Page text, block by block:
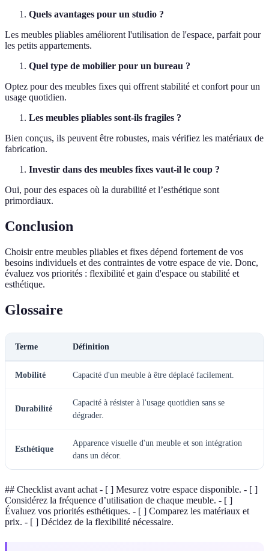
Quels avantages pour un studio ?
Les meubles pliables améliorent l'utilisation de l'espace, parfait pour
les petits appartements.
Quel type de mobilier pour un bureau ?
Optez pour des meubles fixes qui offrent stabilité et confort pour un
usage quotidien.
Les meubles pliables sont-ils fragiles ?
Bien conçus, ils peuvent être robustes, mais vérifiez les matériaux de
fabrication.
Investir dans des meubles fixes vaut-il le coup ?
Oui, pour des espaces où la durabilité et l’esthétique sont
primordiaux.
Conclusion
Choisir entre meubles pliables et fixes dépend fortement de vos
besoins individuels et des contraintes de votre espace de vie. Donc,
évaluez vos priorités : flexibilité et gain d'espace ou stabilité et
esthétique.
Glossaire
Terme Définition
Mobilité Capacité d'un meuble à être déplacé facilement.
Durabilité
Capacité à résister à l'usage quotidien sans se
dégrader.
Esthétique
Apparence visuelle d'un meuble et son intégration
dans un décor.
## Checklist avant achat - [ ] Mesurez votre espace disponible. - [ ]
Considérez la fréquence d’utilisation de chaque meuble. - [ ]
Évaluez vos priorités esthétiques. - [ ] Comparez les matériaux et
prix. - [ ] Décidez de la flexibilité nécessaire.